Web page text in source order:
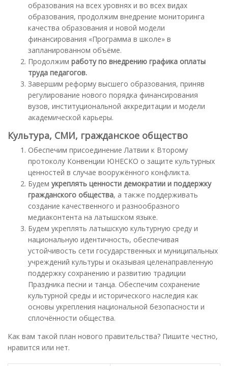
образования на всех уровнях и во всех видах
образования, продолжим внедрение мониторинга
качества образования и новой модели
финансирования «Программа в школе» в
запланированном объёме.
Продолжим работу по внедрению графика оплаты
труда педагогов.
Завершим реформу высшего образования, приняв
регулирование нового порядка финансирования
вузов, институциональной аккредитации и модели
академической карьеры.
Культура, СМИ, гражданское общество
Обеспечим присоединение Латвии к Второму
протоколу Конвенции ЮНЕСКО о защите культурных
ценностей в случае вооружённого конфликта.
Будем укреплять ценности демократии и поддержку
гражданского общества, а также поддерживать
создание качественного и разнообразного
медиаконтента на латышском языке.
Будем укреплять латышскую культурную среду и
национальную идентичность, обеспечивая
устойчивость сети государственных и муниципальных
учреждений культуры и оказывая целенаправленную
поддержку сохранению и развитию традиции
Праздника песни и танца. Обеспечим сохранение
культурной среды и исторического наследия как
основы укрепления национальной безопасности и
сплочённости общества.
Как вам такой план нового правительства? Пишите честно,
нравится или нет.